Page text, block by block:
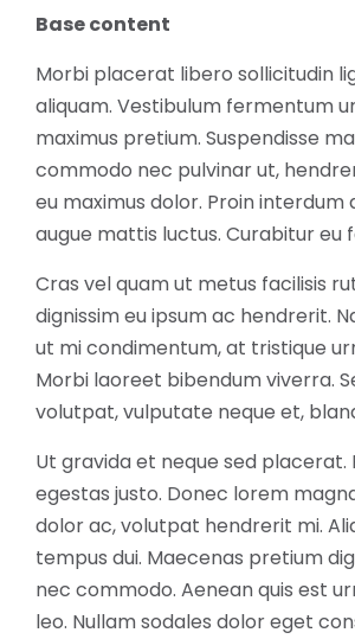
Base content
Morbi placerat libero sollicitudin
aliquam. Vestibulum fermentum
maximus pretium. Suspendisse
commodo nec pulvinar ut,
eu maximus dolor. Proin interdum
augue mattis luctus. Curabitur eu
Cras vel quam ut metus facilisis
dignissim eu ipsum ac hendrerit.
ut mi condimentum, at tristique
Morbi laoreet bibendum viverra.
volutpat, vulputate neque et,
Ut gravida et neque sed placerat.
egestas justo. Donec lorem
dolor ac, volutpat hendrerit mi.
tempus dui. Maecenas pretium
nec commodo. Aenean quis est
leo. Nullam sodales dolor eget